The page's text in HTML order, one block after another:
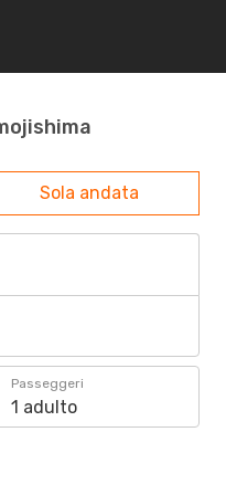
Sola andata
Passeggeri
1 adulto